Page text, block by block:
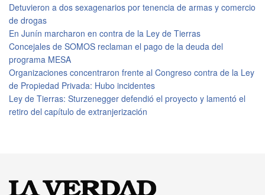
Detuvieron a dos sexagenarios por tenencia de armas y comercio
de drogas
En Junín marcharon en contra de la Ley de Tierras
Concejales de SOMOS reclaman el pago de la deuda del
programa MESA
Organizaciones concentraron frente al Congreso contra de la Ley
de Propiedad Privada: Hubo incidentes
Ley de Tierras: Sturzenegger defendió el proyecto y lamentó el
retiro del capítulo de extranjerización